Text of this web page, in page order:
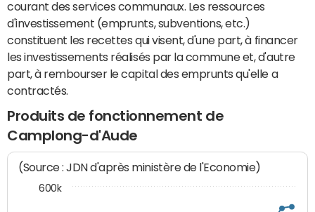
courant des services communaux. Les ressources
d'investissement (emprunts, subventions, etc.)
constituent les recettes qui visent, d'une part, à financer
les investissements réalisés par la commune et, d'autre
part, à rembourser le capital des emprunts qu'elle a
contractés.
Produits de fonctionnement de
Camplong-d'Aude
(Source : JDN d'après ministère de l'Economie)
600k